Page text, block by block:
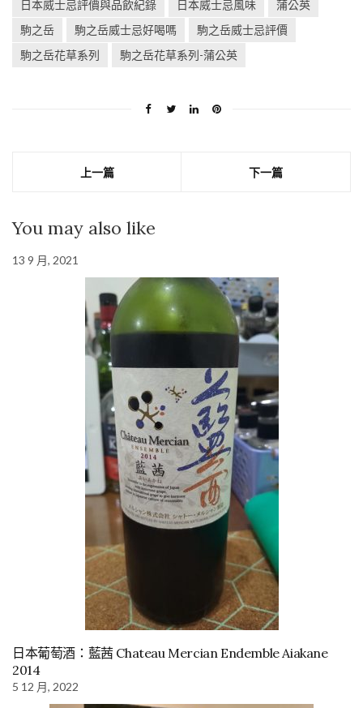
日本威士忌評價與品飲紀錄
日本威士忌風味
蒲公英
駒之岳
駒之岳威士忌好喝嗎
駒之岳威士忌評價
駒之岳花草系列
駒之岳花草系列-蒲公英
上一篇 下一篇
You may also like
13 9 月, 2021
日本葡萄酒：藍茜 Chateau Mercian Endemble Aiakane
2014
5 12 月, 2022